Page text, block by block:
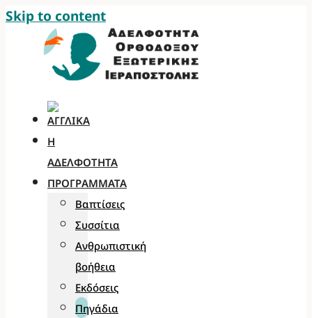
Skip to content
Η
ΑΔΕΛΦΌΤΗΤΑ
ΠΡΟΓΡΆΜΜΑΤΑ
Βαπτίσεις
Συσσίτια
Ανθρωπιστική
βοήθεια
Εκδόσεις
Πηγάδια